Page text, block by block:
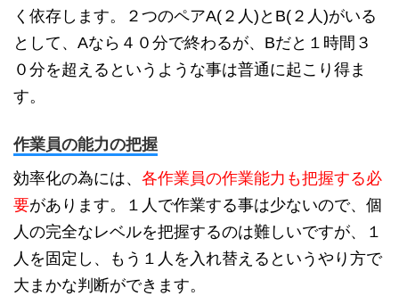
く依存します。２つのペアA(２人)とB(２人)がいる
として、Aなら４０分で終わるが、Bだと１時間３
０分を超えるというような事は普通に起こり得ま
す。
作業員の能力の把握
効率化の為には、 各作業員の作業能力も把握する必
要があります。１人で作業する事は少ないので、個
人の完全なレベルを把握するのは難しいですが、１
人を固定し、もう１人を入れ替えるというやり方で
大まかな判断ができます。